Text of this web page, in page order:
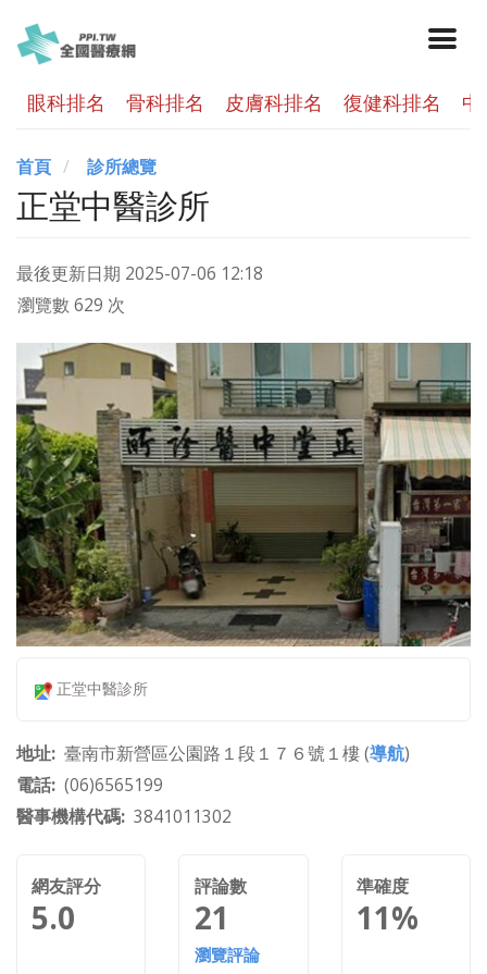
眼科排名 骨科排名 皮膚科排名 復健科排名
首頁 診所總覽
正堂中醫診所
最後更新日期 2025-07-06 12:18
瀏覽數 629 次
正堂中醫診所
地址 臺南市新營區公園路１段１７６號１樓 (導航)
電話 (06)6565199
醫事機構代碼 3841011302
網友評分
5.0
評論數
21
瀏覽評論
準確度
11%